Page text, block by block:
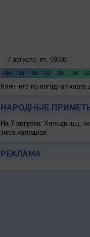
Кликните на погодной
НАРОДНЫЕ
На 7 августа: Холодницы,
зима холодная.
РЕКЛАМА